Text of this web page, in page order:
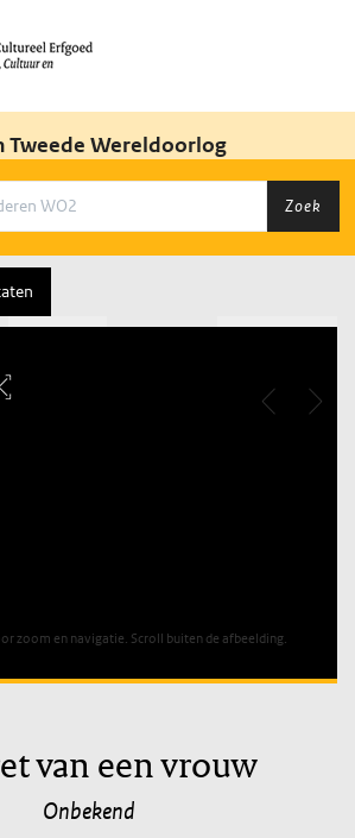
Tweede Wereldoorlog
Zoek
zoom en navigatie. Scroll buiten de afbeelding.
van een vrouw
Onbekend